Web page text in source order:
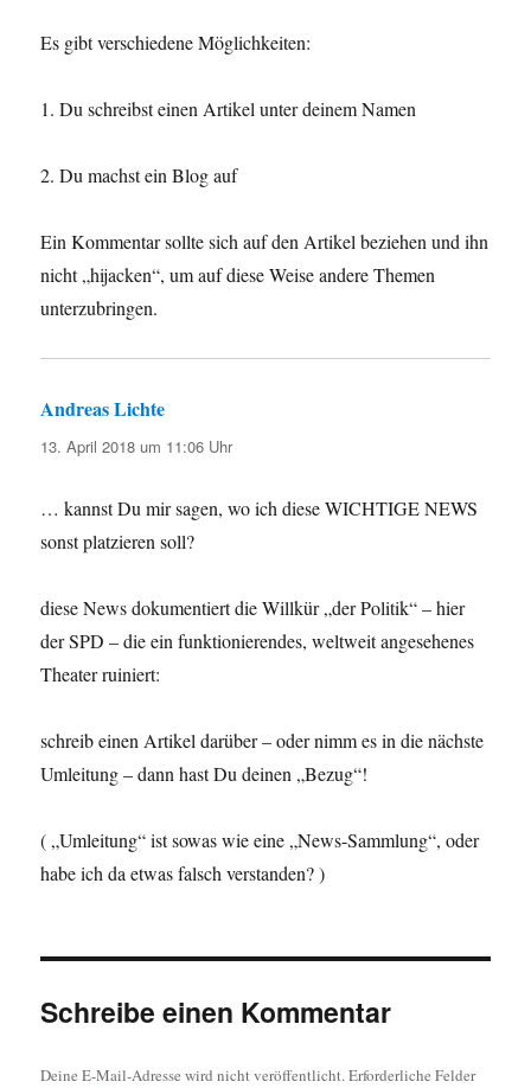
Es gibt verschiedene Möglichkeiten:
1. Du schreibst einen Artikel unter deinem Namen
2. Du machst ein Blog auf
Ein Kommentar sollte sich auf den Artikel beziehen und ihn
nicht „hijacken“, um auf diese Weise andere Themen
unterzubringen.
Andreas Lichte
13. April 2018 um 11:06 Uhr
… kannst Du mir sagen, wo ich diese WICHTIGE NEWS
sonst platzieren soll?
diese News dokumentiert die Willkür „der Politik“ – hier
der SPD – die ein funktionierendes, weltweit angesehenes
Theater ruiniert:
schreib einen Artikel darüber – oder nimm es in die nächste
Umleitung – dann hast Du deinen „Bezug“!
( „Umleitung“ ist sowas wie eine „News-Sammlung“, oder
habe ich da etwas falsch verstanden? )
Schreibe einen Kommentar
Deine E-Mail-Adresse wird nicht veröffentlicht.Erforderliche Felder